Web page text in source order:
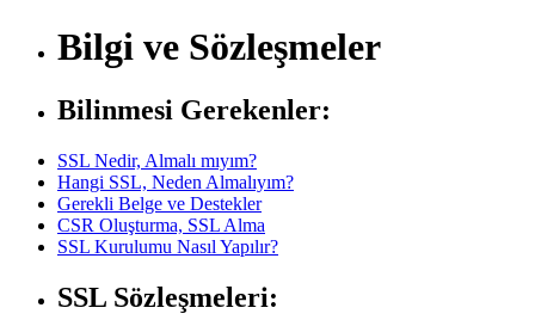
Bilgi ve Sözleşmeler
Bilinmesi Gerekenler:
SSL Nedir, Almalı mıyım?
Hangi SSL, Neden Almalıyım?
Gerekli Belge ve Destekler
CSR Oluşturma, SSL Alma
SSL Kurulumu Nasıl Yapılır?
SSL Sözleşmeleri: